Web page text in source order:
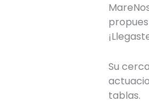
Su
tablas.